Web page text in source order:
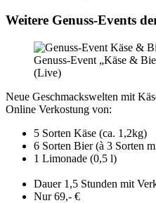
Weitere Genuss-Events
Genuss-Event „Käse &
(Live)
Neue Geschmackswelten mit
Online Verkostung von:
5 Sorten Käse (ca. 1,2kg)
6 Sorten Bier (à 3 Sorten
1 Limonade (0,5 l)
Dauer 1,5 Stunden mit
Nur 69,- €